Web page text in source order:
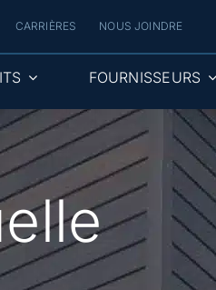
CARRIÈRES NOUS JOINDRE
FOURNISSEURS